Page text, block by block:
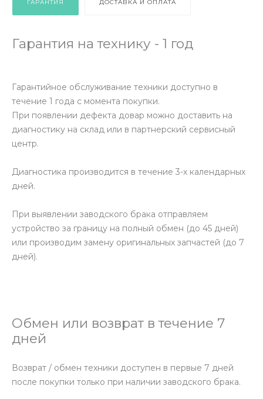
ГАРАНТИЯ ДОСТАВКА И ОПЛАТА
Гарантия на технику - 1 год
Гарантийное обслуживание техники доступно в
течение 1 года с момента покупки.
При появлении дефекта довар можно доставить на
диагностику на склад или в партнерский сервисный
центр.
Диагностика производится в течение 3-х календарных
дней.
При выявлении заводского брака отправляем
устройство за границу на полный обмен (до 45 дней)
или производим замену оригинальных запчастей (до 7
дней).
Обмен или возврат в течение 7
дней
Возврат / обмен техники доступен в первые 7 дней
после покупки только при наличии заводского брака.